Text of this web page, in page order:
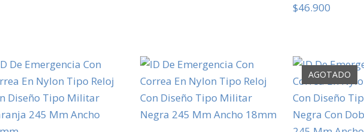
$46.900
AGOTADO